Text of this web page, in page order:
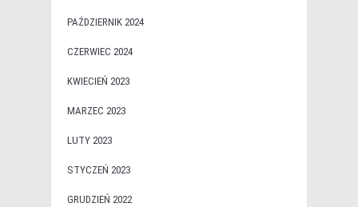
PAŹDZIERNIK 2024
CZERWIEC 2024
KWIECIEŃ 2023
MARZEC 2023
LUTY 2023
STYCZEŃ 2023
GRUDZIEŃ 2022